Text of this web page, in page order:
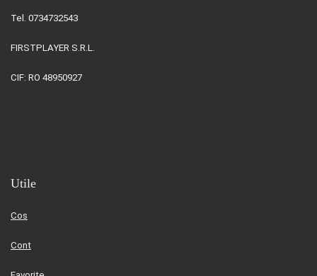
Tel. 0734732543
FIRSTPLAYER S.R.L.
CIF: RO 48950927
Utile
Cos
Cont